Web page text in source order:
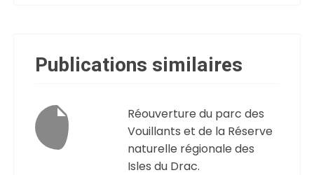
Publications similaires
Réouverture du parc des
Vouillants et de la Réserve
naturelle régionale des
Isles du Drac.